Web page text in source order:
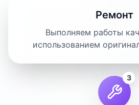
Ремонт
Выполняем работы
использованием
3